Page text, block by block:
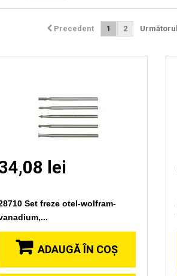
Precedent 1 2 Următorul
lei
Set freze otel-wolfram-
ADAUGĂ ÎN COŞ